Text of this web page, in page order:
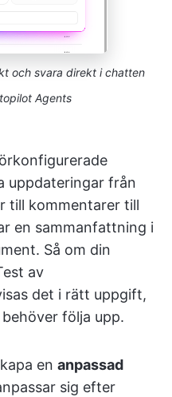
och svara direkt i chatten
Agents
uppdateringar från
till kommentarer till
en sammanfattning i
Så om din
av
det i rätt uppgift,
följa upp.
en anpassad
sig efter